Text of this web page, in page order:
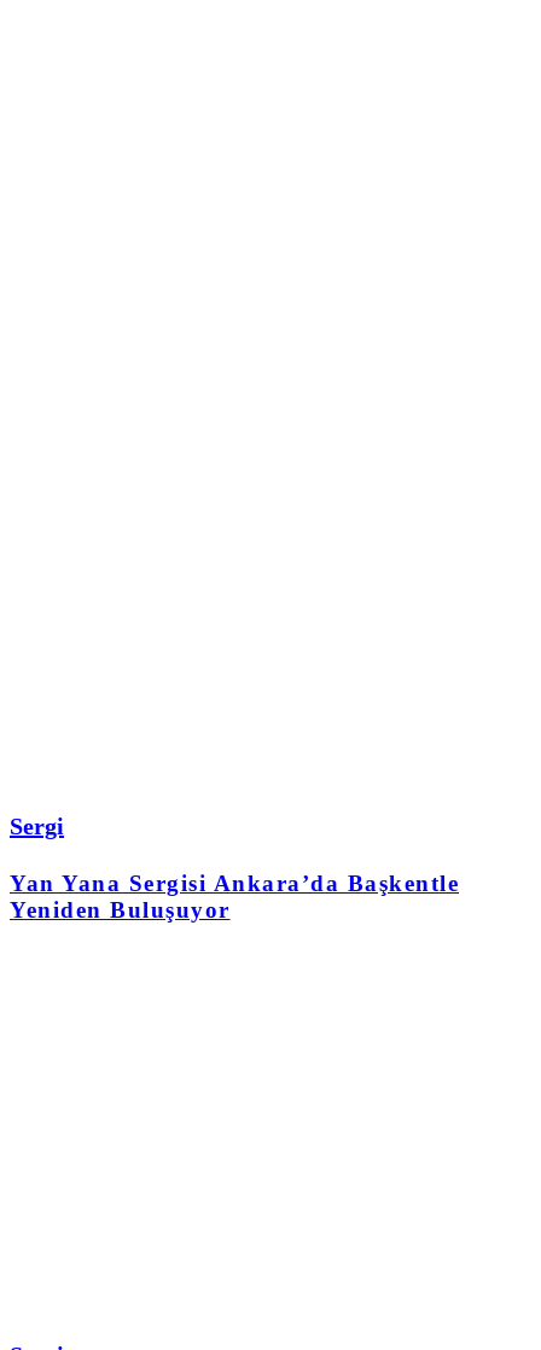
Sergi
Yan Yana Sergisi Ankara’da Başkentle
Yeniden Buluşuyor